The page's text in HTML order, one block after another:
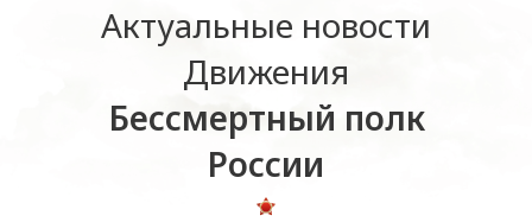
Актуальные новости
Движения
Бессмертный полк
России